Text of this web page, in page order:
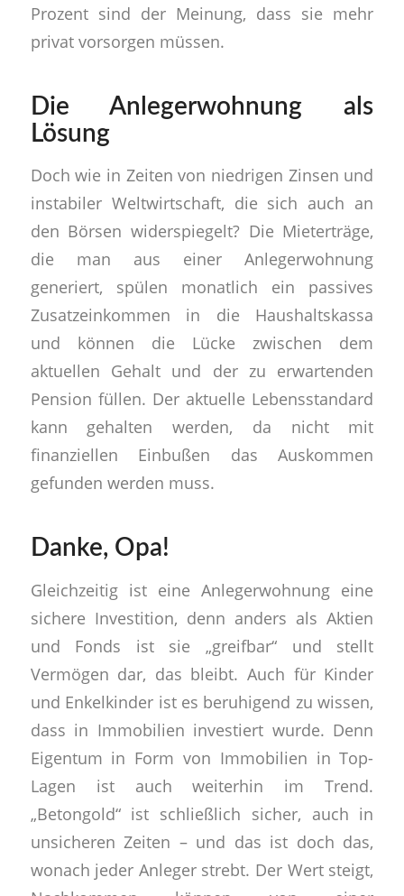
Prozent sind der Meinung, dass sie mehr
privat vorsorgen müssen.
Die Anlegerwohnung als
Lösung
Doch wie in Zeiten von niedrigen Zinsen und
instabiler Weltwirtschaft, die sich auch an
den Börsen widerspiegelt? Die Mieterträge,
die man aus einer Anlegerwohnung
generiert, spülen monatlich ein passives
Zusatzeinkommen in die Haushaltskassa
und können die Lücke zwischen dem
aktuellen Gehalt und der zu erwartenden
Pension füllen. Der aktuelle Lebensstandard
kann gehalten werden, da nicht mit
finanziellen Einbußen das Auskommen
gefunden werden muss.
Danke, Opa!
Gleichzeitig ist eine Anlegerwohnung eine
sichere Investition, denn anders als Aktien
und Fonds ist sie „greifbar“ und stellt
Vermögen dar, das bleibt. Auch für Kinder
und Enkelkinder ist es beruhigend zu wissen,
dass in Immobilien investiert wurde. Denn
Eigentum in Form von Immobilien in Top-
Lagen ist auch weiterhin im Trend.
„Betongold“ ist schließlich sicher, auch in
unsicheren Zeiten – und das ist doch das,
wonach jeder Anleger strebt. Der Wert steigt,